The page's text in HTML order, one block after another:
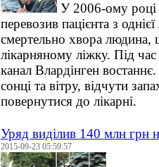
У 2006-ому році
перевозив пацієнта з
смертельно хвора людина,
лікарняному ліжку. Під
канал Влардінген
сонці та вітру, відчути
повернутися до лікарні.
Уряд виділив 140 млн грн
2015-09-23 05:59:57